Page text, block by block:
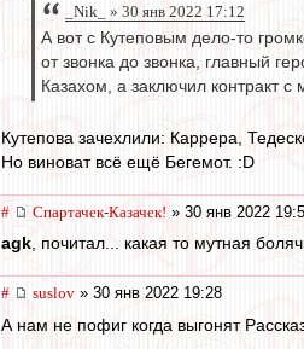
_Nik_ » 30 янв 2022 17:12
А вот с Кутеповым дело-то
от звонка до звонка, главный
Казахом, а заключил контракт
Кутепова зачехлили: Каррера,
Но виноват всё ещё Бегемот. :D
# Спартачек-Казачек! » 30 янв 2022
agk, почитал... какая то мутная
# suslov » 30 янв 2022 19:28
А нам не пофиг когда выгонят